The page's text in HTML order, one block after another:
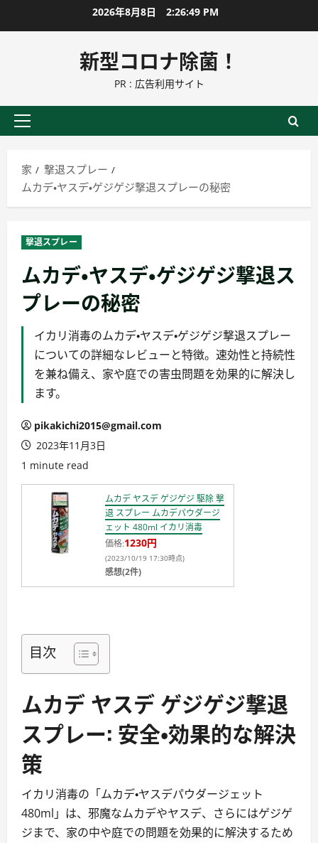
ン
に
2026年8月8日 2:26:50 PM
新型コロナ除菌！
PR : 広告利用サイト
プ
イ
マ
メ
ニ
ュ
家
撃退スプレー
ムカデ・ヤスデ・ゲジゲジ撃退スプレーの秘密
撃退スプレー
ムカデ・ヤスデ・ゲジゲジ撃退ス
プレーの秘密
イカリ消毒のムカデ・ヤスデ・ゲジゲジ撃退スプレー
についての詳細なレビューと特徴。速効性と持続性
を兼ね備え、家や庭での害虫問題を効果的に解決し
ます。
pikakichi2015@gmail.com
2023年11月3日
1 minute read
ムカデ ヤスデ ゲジゲジ 駆除 撃
退 スプレー ムカデパウダージ
ェット 480ml イカリ消毒
価格:1230円
(2023/10/19 17:30時点)
感想(2件)
目次
ムカデ ヤスデ ゲジゲジ撃退
スプレー: 安全・効果的な解決
策
イカリ消毒の「ムカデ・ヤスデパウダージェット
480ml」は、邪魔なムカデやヤスデ、さらにはゲジゲ
ジまで、家の中や庭での問題を効果的に解決するため